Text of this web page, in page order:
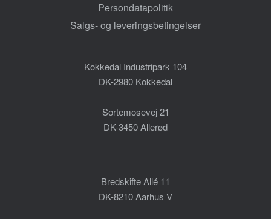
Persondatapolitik
Salgs- og leveringsbetingelser
Kokkedal Industripark 104
DK-2980 Kokkedal
Sortemosevej 21
DK-3450 Allerød
Bredskifte Allé 11
DK-8210 Aarhus V